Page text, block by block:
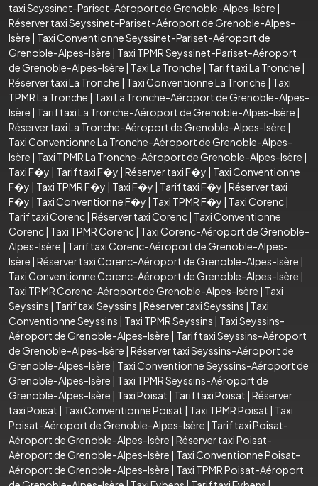
taxi Seyssinet-Pariset-Aéroport de Grenoble-Alpes-Isère |
Réserver taxi Seyssinet-Pariset-Aéroport de Grenoble-Alpes-
Isère | Taxi Conventionne Seyssinet-Pariset-Aéroport de
Grenoble-Alpes-Isère | Taxi TPMR Seyssinet-Pariset-Aéroport
de Grenoble-Alpes-Isère | Taxi La Tronche | Tarif taxi La Tronche |
Réserver taxi La Tronche | Taxi Conventionne La Tronche | Taxi
TPMR La Tronche | Taxi La Tronche-Aéroport de Grenoble-Alpes-
Isère | Tarif taxi La Tronche-Aéroport de Grenoble-Alpes-Isère |
Réserver taxi La Tronche-Aéroport de Grenoble-Alpes-Isère |
Taxi Conventionne La Tronche-Aéroport de Grenoble-Alpes-
Isère | Taxi TPMR La Tronche-Aéroport de Grenoble-Alpes-Isère |
Taxi F�y | Tarif taxi F�y | Réserver taxi F�y | Taxi Conventionne
F�y | Taxi TPMR F�y | Taxi F�y | Tarif taxi F�y | Réserver taxi
F�y | Taxi Conventionne F�y | Taxi TPMR F�y | Taxi Corenc|
Tarif taxi Corenc| Réserver taxi Corenc| Taxi Conventionne
Corenc| Taxi TPMR Corenc| Taxi Corenc-Aéroport de Grenoble-
Alpes-Isère | Tarif taxi Corenc-Aéroport de Grenoble-Alpes-
Isère | Réserver taxi Corenc-Aéroport de Grenoble-Alpes-Isère |
Taxi Conventionne Corenc-Aéroport de Grenoble-Alpes-Isère |
Taxi TPMR Corenc-Aéroport de Grenoble-Alpes-Isère | Taxi
Seyssins | Tarif taxi Seyssins | Réserver taxi Seyssins | Taxi
Conventionne Seyssins | Taxi TPMR Seyssins | Taxi Seyssins-
Aéroport de Grenoble-Alpes-Isère | Tarif taxi Seyssins-Aéroport
de Grenoble-Alpes-Isère | Réserver taxi Seyssins-Aéroport de
Grenoble-Alpes-Isère | Taxi Conventionne Seyssins-Aéroport de
Grenoble-Alpes-Isère | Taxi TPMR Seyssins-Aéroport de
Grenoble-Alpes-Isère | Taxi Poisat | Tarif taxi Poisat | Réserver
taxi Poisat | Taxi Conventionne Poisat | Taxi TPMR Poisat | Taxi
Poisat-Aéroport de Grenoble-Alpes-Isère | Tarif taxi Poisat-
Aéroport de Grenoble-Alpes-Isère | Réserver taxi Poisat-
Aéroport de Grenoble-Alpes-Isère | Taxi Conventionne Poisat-
Aéroport de Grenoble-Alpes-Isère | Taxi TPMR Poisat-Aéroport